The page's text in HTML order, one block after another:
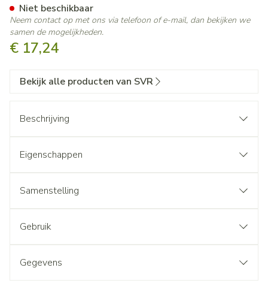
€ 17,24
Niet beschikbaar
Neem contact op met ons via telefoon of e-mail, dan bekijken we
samen de mogelijkheden.
Bekijk alle producten van SVR
Beschrijving
Eigenschappen
Samenstelling
Gebruik
Gegevens